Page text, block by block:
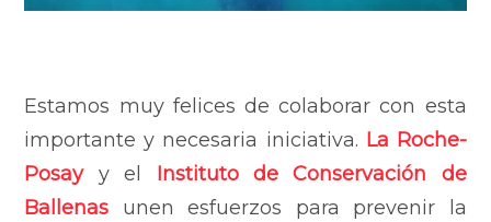
Estamos muy felices de colaborar con esta
importante y necesaria iniciativa. La Roche-
Posay
y el
Instituto de Conservación de
Ballenas unen esfuerzos para prevenir la